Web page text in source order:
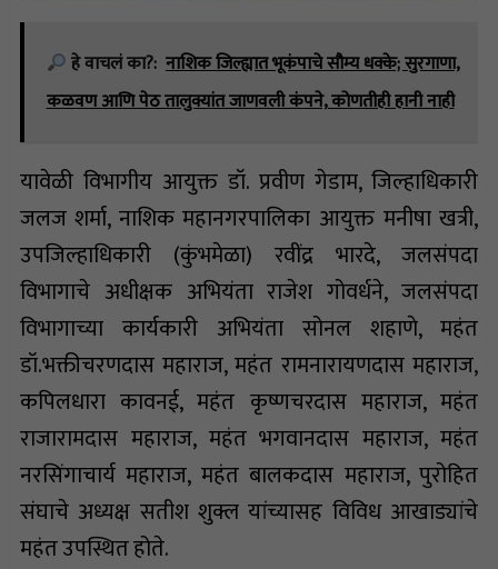
हे वाचलं का?: नाशिक जिल्ह्यात भूकंपाचे सौम्य धक्के; सुरगाणा,
कळवण आणि पेठ तालुक्यांत जाणवली कंपने, कोणतीही हानी नाही
यावेळी विभागीय आयुक्त डॉ. प्रवीण गेडाम, जिल्हाधिकारी
जलज शर्मा, नाशिक महानगरपालिका आयुक्त मनीषा खत्री,
उपजिल्हाधिकारी (कुंभमेळा) रवींद्र भारदे, जलसंपदा
विभागाचे अधीक्षक अभियंता राजेश गोवर्धने, जलसंपदा
विभागाच्या कार्यकारी अभियंता सोनल शहाणे, महंत
डॉ.भक्तीचरणदास महाराज, महंत रामनारायणदास महाराज,
कपिलधारा कावनई, महंत कृष्णचरदास महाराज, महंत
राजारामदास महाराज, महंत भगवानदास महाराज, महंत
नरसिंगाचार्य महाराज, महंत बालकदास महाराज, पुरोहित
संघाचे अध्यक्ष सतीश शुक्ल यांच्यासह विविध आखाड्यांचे
महंत उपस्थित होते.